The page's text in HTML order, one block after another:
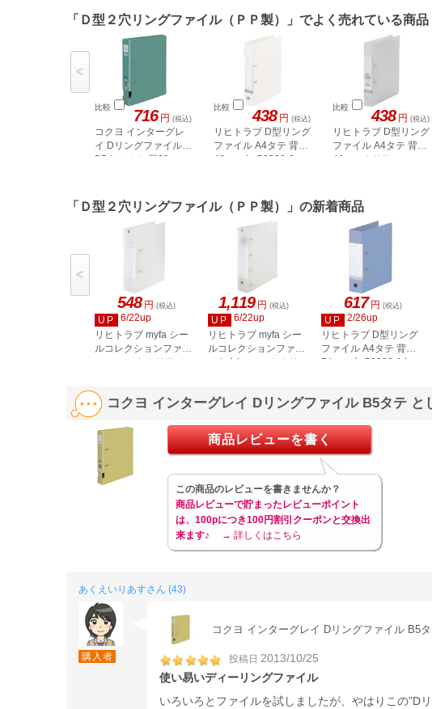
「Ｄ型２穴リングファイル（ＰＰ製）」でよく売れている商品
比較 716 円 (税込)
コクヨ インターグレ
イ Dリングファイル
B5タテ とじ厚30mm
比較 438 円 (税込)
リヒトラブ D型リング
ファイル A4タテ 背幅
46mm 白 G2230-0
比較 438 円 (税込)
リヒトラブ D型リング
ファイル A4タテ 背幅
46mm クリアー
<
「Ｄ型２穴リングファイル（ＰＰ製）」の新着商品
548 円 (税込)
UP
6/22up
リヒトラブ myfa シー
ルコレクションファイ
ル フロストクリアー
1,119 円 (税込)
UP
6/22up
リヒトラブ myfa シー
ルコレクションファイ
ル L A4フロストクリ
617 円 (税込)
UP
2/26up
リヒトラブ D型リング
ファイル A4タテ 背幅
74mm 水 G2280-14
<
コクヨ インターグレイ Dリングファイル B5タテ
商品レビューを書く
この商品のレビューを書きませんか？
商品レビューで貯まったレビューポイント
は、100pにつき100円割引クーポンと交換出
来ます♪
→ 詳しくはこちら
あくえいりあすさん (43)
購入者
コクヨ インターグレイ Dリングファイル B5
投稿日 2013/10/25
使い易いディーリングファイル
いろいろとファイルを試しましたが、やはりこの”D